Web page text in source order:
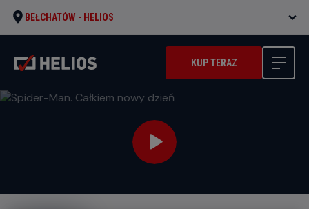
BEŁCHATÓW - HELIOS
KUP TERAZ